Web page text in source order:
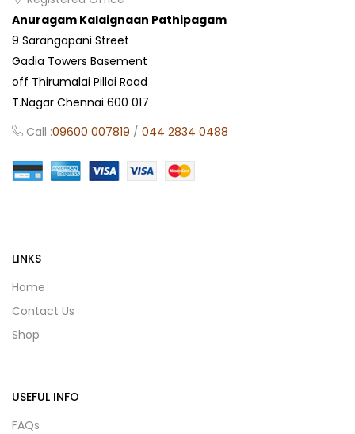
Anuragam Kalaignaan Pathipagam
9 Sarangapani Street
Gadia Towers Basement
off Thirumalai Pillai Road
T.Nagar Chennai 600 017
Call :09600 007819 / 044 2834 0488
LINKS
Home
Contact Us
Shop
USEFUL INFO
FAQs